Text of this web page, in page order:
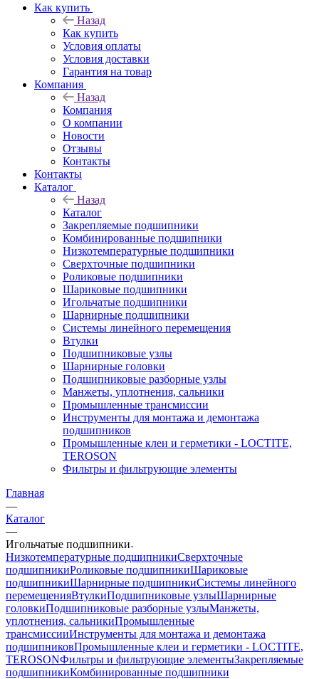
Как купить
Назад
Как купить
Условия оплаты
Условия доставки
Гарантия на товар
Компания
Назад
Компания
О компании
Новости
Отзывы
Контакты
Контакты
Каталог
Назад
Каталог
Закрепляемые подшипники
Комбинированные подшипники
Низкотемпературные подшипники
Сверхточные подшипники
Роликовые подшипники
Шариковые подшипники
Игольчатые подшипники
Шарнирные подшипники
Системы линейного перемещения
Втулки
Подшипниковые узлы
Шарнирные головки
Подшипниковые разборные узлы
Манжеты, уплотнения, сальники
Промышленные трансмиссии
Инструменты для монтажа и демонтажа
подшипников
Промышленные клеи и герметики - LOCTITE,
TEROSON
Фильтры и фильтрующие элементы
Главная
—
Каталог
—
Игольчатые подшипники
Низкотемпературные подшипникиСверхточные
подшипникиРоликовые подшипникиШариковые
подшипникиШарнирные подшипникиСистемы линейного
перемещенияВтулкиПодшипниковые узлыШарнирные
головкиПодшипниковые разборные узлыМанжеты,
уплотнения, сальникиПромышленные
трансмиссииИнструменты для монтажа и демонтажа
подшипниковПромышленные клеи и герметики - LOCTITE,
TEROSONФильтры и фильтрующие элементыЗакрепляемые
подшипникиКомбинированные подшипники